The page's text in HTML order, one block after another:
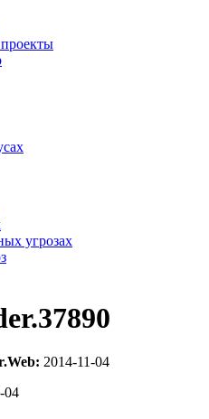
угрозах
2014-11-04
04